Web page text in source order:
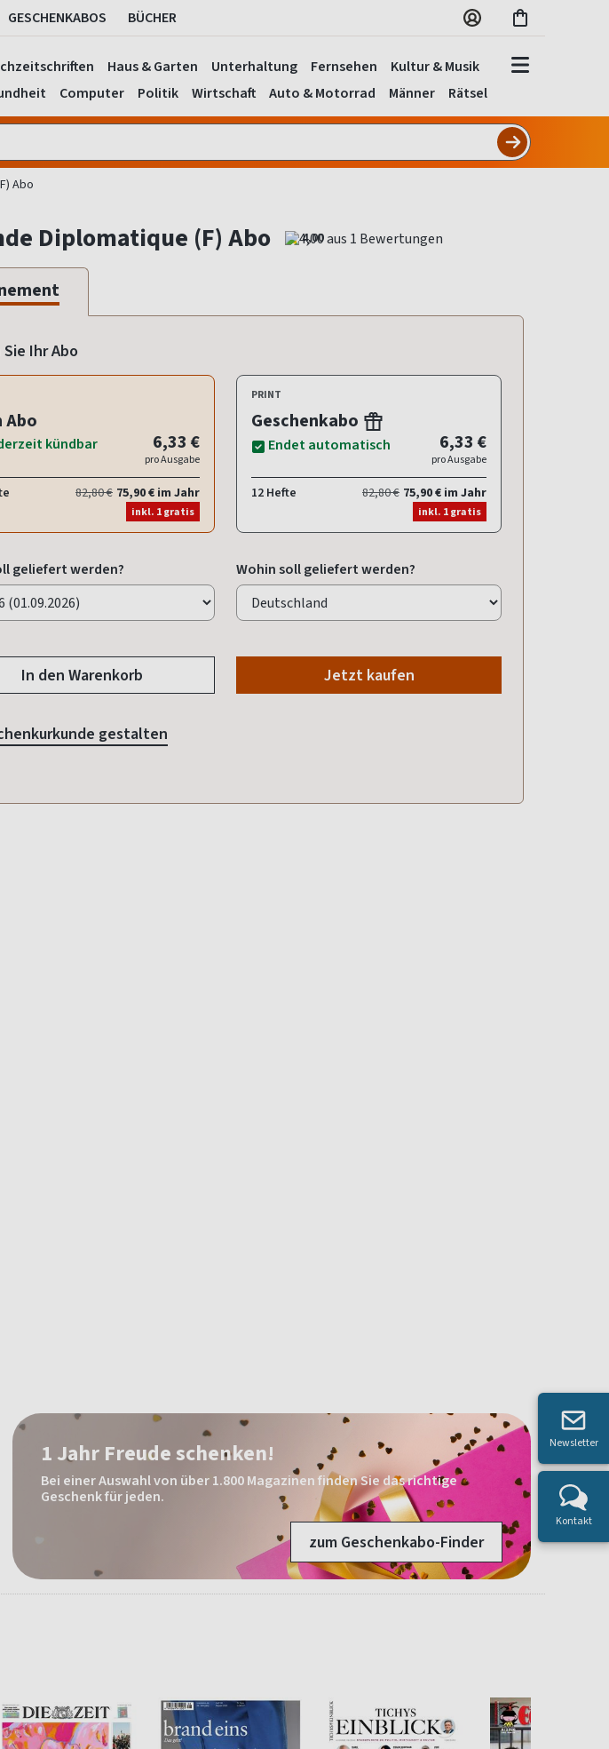
GESCHENKABOS BÜCHER
Haus & Garten Unterhaltung Fernsehen
Kultur & Musik
Computer Politik Wirtschaft Auto & Motorrad Männer Rätsel
Abo
Diplomatique (F) Abo 4,00
Ihr Abo
Abo
kündbar 6,33 €
pro Ausgabe
82,80 € 75,90 € im Jahr
inkl. 1 gratis
PRINT
Geschenkabo
Endet automatisch 6,33 €
pro Ausgabe
12 Hefte 82,80 € 75,90 € im Jahr
inkl. 1 gratis
geliefert werden? Wohin soll geliefert werden?
In den Warenkorb Jetzt kaufen
gestalten
1 Jahr Freude schenken!
Bei einer Auswahl von über 1.800 Magazinen finden Sie das richtige
Geschenk für jeden.
zum Geschenkabo-Finder
Newsletter
Kontakt